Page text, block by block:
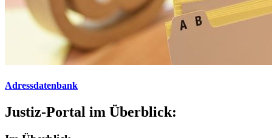
Adressdatenbank
Justiz-Portal im Überblick: